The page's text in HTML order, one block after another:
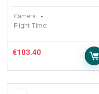
Camera: -
Flight Time: -
€103.40